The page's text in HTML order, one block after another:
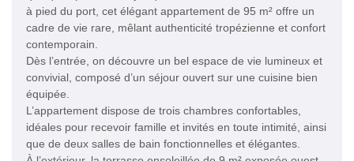
à pied du port, cet élégant appartement de 95 m² offre un
cadre de vie rare, mêlant authenticité tropézienne et confort
contemporain.
Dès l’entrée, on découvre un bel espace de vie lumineux et
convivial, composé d’un séjour ouvert sur une cuisine bien
équipée.
L’appartement dispose de trois chambres confortables,
idéales pour recevoir famille et invités en toute intimité, ainsi
que de deux salles de bain fonctionnelles et élégantes.